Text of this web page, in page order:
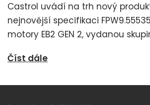
Castrol uvádí na trh nový
nejnovější specifikaci
motory EB2 GEN 2, vydanou
Číst dále